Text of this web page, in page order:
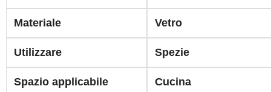
Materiale Vetro
Utilizzare Spezie
Spazio applicabile Cucina